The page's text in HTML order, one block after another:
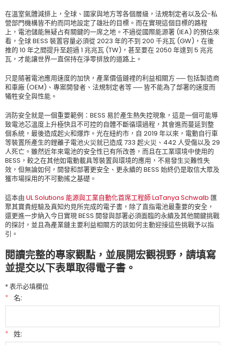
在溫室氣體減排上，全球、國家與地方等各個層級，法規制定者以及公-私
營部門機構皆不約而同地設定了雄壯的目標。而在實現這個目標的路程
上，電池儲能無疑占有關鍵的一席之地。不過從國際能源署 (IEA) 的預估來
看，全球 BESS 裝置容量必須從 2023 年的不到 200 千兆瓦 (GW)，在後
推的 10 年之間提升至超過 1 兆兆瓦 (TW)，甚至要在 2050 年達到 5 兆兆
瓦，才能讓世界一直保持在淨零排放的道路上。
只是隨著電池應用速度的加快，產業價值鏈裡的利益相關方 ── 包括製造商
和車廠 (OEM)、專案開發者、法規制定者等 ── 皆不能為了部署的速度而
犧牲安全與性能。
消防安全就是一個重要範例：BESS 易於產生熱失控現象，這是一個可能導
致電池芯溫度上升極快且不可控的自體不斷循環過程，其會進而蔓延到整
個系統，最後造成起火和爆炸。光在紐約市，自 2019 年以來，電動自行車
等裝置所產生的鋰離子電池火災就已造成 733 起火災、442 人受傷以及 29
人死亡。雖然近年來電池的安全性已有所改善，而且在工業環境中使用的
BESS，較之在其他如電動載具等裝置與環境的應用，不易發生災難性失
效，但無論如何，開發和部署更安全、更永續的 BESS 始終仍是取信大眾及
獲市場採用的不可動搖之基礎。
這本由 UL Solutions 能源與工業自動化首席工程師 LaTanya Schwalb 匯
聚其寶貴經驗及真知灼見所完成的電子書，除了直指電池最重要的安全，
還更進一步納入今日實現 BESS 開發與部署必須面臨的永續及其他關鍵挑戰
的探討，並且為產業鏈主要利益相關方的該如何主動迎接這些挑戰予以指
引。
閱讀完整的專家觀點，並展開宏觀視野，請填寫
並提交以下表單取得電子書。
* 表示必填欄位
* 名:
* 姓: